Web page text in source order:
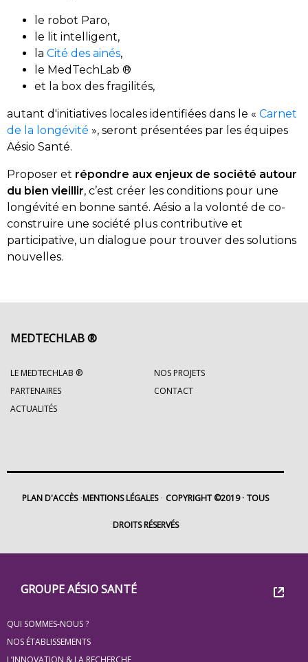
le robot Paro,
le lit intelligent,
la Cité des ainés,
le MedTechLab ®
et la box des fragilités,
autant d'initiatives locales identifiées dans le « Carnet
de la longévité », seront présentées par les équipes
Aésio Santé.
Proposer et répondre aux enjeux de société autour
du bien vieillir, c’est créer les conditions pour une
longévité en bonne santé. Aésio a la volonté de co-
construire une société plus contributive et
participative, un dialogue pour trouver des solutions
nouvelles.
Groupe
Eovi
pour
GROUPE AÉSIO SANTÉ
QUI SOMMES-NOUS ?
NOS ÉTABLISSEMENTS
L’INNOVATION & LA RECHERCHE
MEDTECHLAB ®
LE MEDTECHLAB ®
NOS PROJETS
PARTENAIRES
CONTACT
ACTUALITÉS
PLAN D'ACCÈS MENTIONS LÉGALES COPYRIGHT ©2019 TOUS
DROITS RÉSERVÉS